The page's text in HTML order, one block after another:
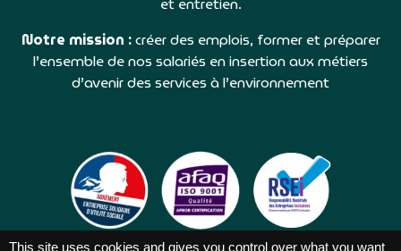
Notre mission :créer des emplois, former et préparer
l’ensemble de nos salariés en insertion aux métiers
d’avenir des services à l’environnement
This site uses cookies and gives you control over what you want